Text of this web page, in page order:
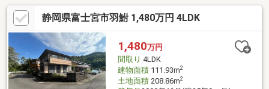
塗装、植栽剪定、庭木伐採●水回りシステムキッチン交換、ユニ
ットバス交換、トイレ交換、洗面化粧台交換●内装間取変更、玄
関扉交換、室内ドア（一部）交換、床材上張り、シューズボック
ス交換、クロス張替え、畳表替え、障子・襖張替え【おすすめポ
イント】・シロアリ防除工事施工後5年間保証。
静岡県富士宮市羽鮒 1,480万円 4LDK
1,480万円
間取り 4LDK
建物面積111.93m2
土地面積208.86m2